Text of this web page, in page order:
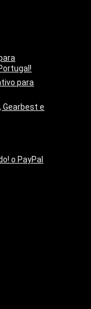
para
Gearbest e
o PayPal